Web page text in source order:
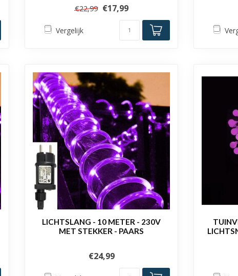
€22,99 €17,99
Vergelijk
LICHTSLANG - 10 METER - 230V
MET STEKKER - PAARS
€24,99